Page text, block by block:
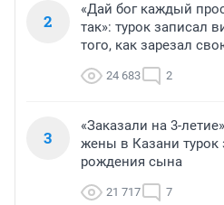
2
«Дай бог каждый
так»: турок записал
того, как зарезал
24 683 2
3
«Заказали на 3-
жены в Казани турок
рождения сына
21 717 7